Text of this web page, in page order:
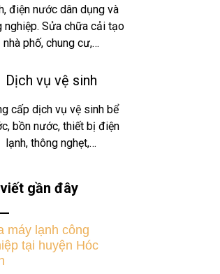
điện nước dân dụng và
nghiệp. Sửa chữa cải tạo
nhà phố, chung cư,…
Dịch vụ vệ sinh
cấp dịch vụ vệ sinh bể
bồn nước, thiết bị điện
lạnh, thông nghẹt,…
gần đây
máy lạnh công
tại huyện Hóc